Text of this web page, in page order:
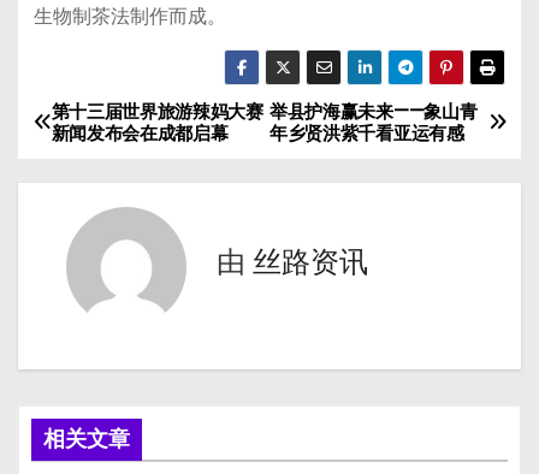
生物制茶法制作而成。
文
章
航
举县护海赢未来——象山青
年乡贤洪紫千看亚运有感
第十三届世界旅游辣妈大赛
新闻发布会在成都启幕
由 丝路资讯
相关文章